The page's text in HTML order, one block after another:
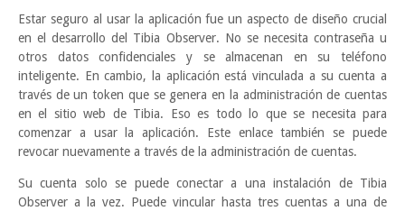
Estar seguro al usar la aplicación fue un aspecto de diseño crucial
en el desarrollo del Tibia Observer. No se necesita contraseña u
otros datos confidenciales y se almacenan en su teléfono
inteligente. En cambio, la aplicación está vinculada a su cuenta a
través de un token que se genera en la administración de cuentas
en el sitio web de Tibia. Eso es todo lo que se necesita para
comenzar a usar la aplicación. Este enlace también se puede
revocar nuevamente a través de la administración de cuentas.
Su cuenta solo se puede conectar a una instalación de Tibia
Observer a la vez. Puede vincular hasta tres cuentas a una de